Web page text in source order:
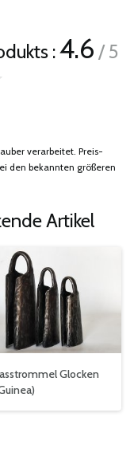
:4.6 / 5
verarbeitet. Preis-
den bekannten größeren
Artikel
Glocken